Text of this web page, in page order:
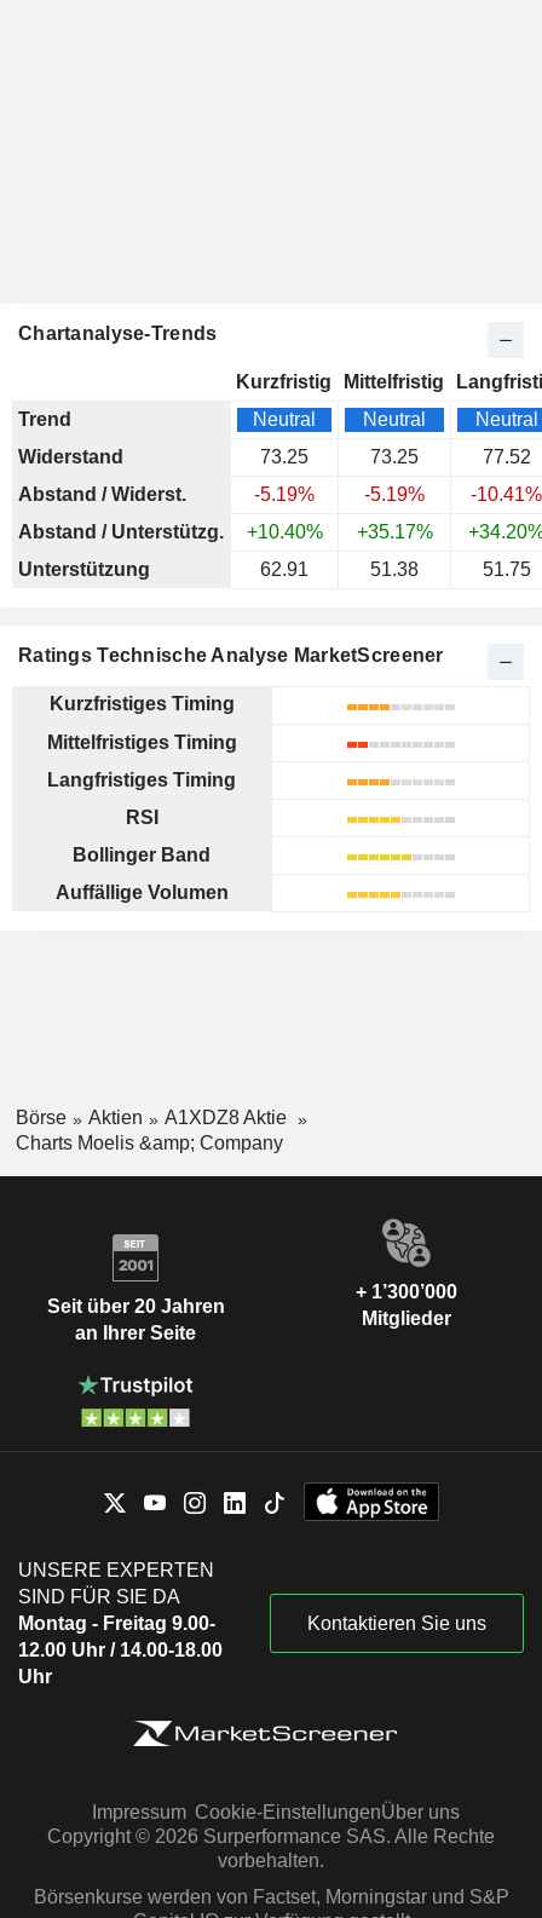
Chartanalyse-Trends
Kurzfristig Mittelfristig
Trend
Neutral Neutral
Neutral
Widerstand
73.25 73.25
77.52
Abstand / Widerst.
-5.19% -5.19%
-10.41%
Abstand / Unterstützg.
+10.40% +35.17%
Unterstützung
62.91 51.38 51.75
Ratings Technische Analyse MarketScreener
Kurzfristiges Timing
Mittelfristiges Timing
Langfristiges Timing
RSI
Bollinger Band
Auffällige Volumen
Börse Aktien
A1XDZ8 Aktie
Charts Moelis &amp; Company
Seit über 20 Jahren
an Ihrer Seite
+ 1’300’000
Mitglieder
UNSERE EXPERTEN
SIND FÜR SIE DA
Montag - Freitag 9.00-
12.00 Uhr / 14.00-18.00
Uhr
Kontaktieren Sie uns
Impressum Cookie-EinstellungenÜber uns
Copyright © 2026 Surperformance SAS. Alle Rechte
vorbehalten.
Börsenkurse werden von Factset, Morningstar und S&P